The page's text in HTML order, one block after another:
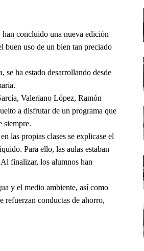
concluido una nueva edición
buen uso de un bien tan preciado
se ha estado desarrollando desde
Valeriano López, Ramón
a disfrutar de un programa que
siempre.
las propias clases se explicase el
Para ello, las aulas estaban
finalizar, los alumnos han
y el medio ambiente, así como
refuerzan conductas de ahorro,